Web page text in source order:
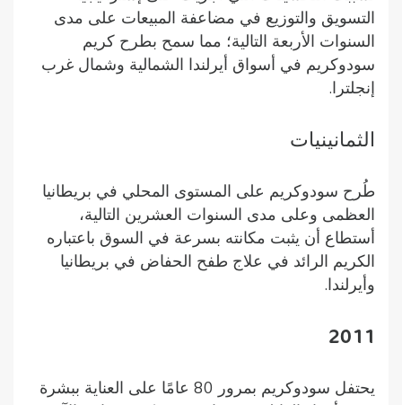
التسويق والتوزيع في مضاعفة المبيعات على مدى
السنوات الأربعة التالية؛ مما سمح بطرح كريم
سودوكريم في أسواق أيرلندا الشمالية وشمال غرب
إنجلترا.
الثمانينيات
طُرح سودوكريم على المستوى المحلي في بريطانيا
العظمى وعلى مدى السنوات العشرين التالية،
أستطاع أن يثبت مكانته بسرعة في السوق باعتباره
الكريم الرائد في علاج طفح الحفاض في بريطانيا
وأيرلندا.
2011
يحتفل سودوكريم بمرور 80 عامًا على العناية ببشرة